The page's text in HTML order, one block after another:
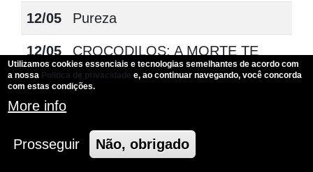
12/05 Pureza
12/05
CROCODILOS: A MORTE TE
ESPERA
12/05
TWENTY ONE PILOTS CINEMA
EXPERIENCE
Utilizamos cookies essenciais e tecnologias semelhantes de acordo com
a nossa Politica de privacidade e, ao continuar navegando, você concorda
com estas condições.
More info
Prosseguir Não, obrigado